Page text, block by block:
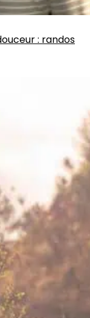
: randos